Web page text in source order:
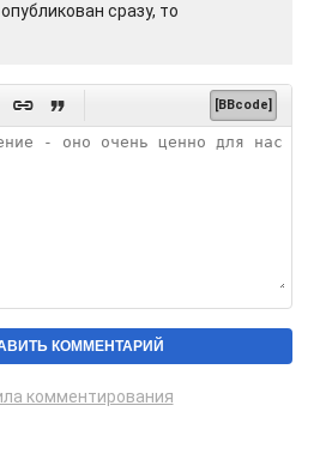
сразу, то
  [BBcode]
комментирования